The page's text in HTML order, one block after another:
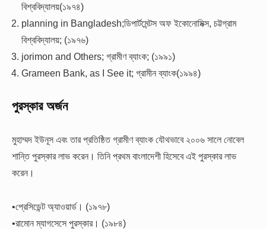
বিশ্ববিদ্যালয়(১৯৭৪)
planning in Bangladesh;ডিপার্টমেন্টস অফ ইকোনোমিক্স, চট্টগ্রাম
বিশ্ববিদ্যালয়; (১৯৭৬)
jorimon and Others; গ্রামীণ ব্যাংক; (১৯৯১)
Grameen Bank, as I See it; গ্রামীন ব্যাংক(১৯৯৪)
পুরস্কার অর্জন
মুহাম্মদ ইউনূস এবং তার প্রতিষ্ঠিত গ্রামীণ ব্যাংক যৌথভাবে ২০০৬ সালে নোবেল
শান্তি পুরস্কার লাভ করেন। তিনি প্রথম বাংলাদেশী হিসেবে এই পুরস্কার লাভ
করেন।
•প্রেসিডেন্ট অ্যাওয়ার্ড। (১৯৭৮)
•রামোন ম্যাগসেসে পুরস্কার। (১৯৮৪)